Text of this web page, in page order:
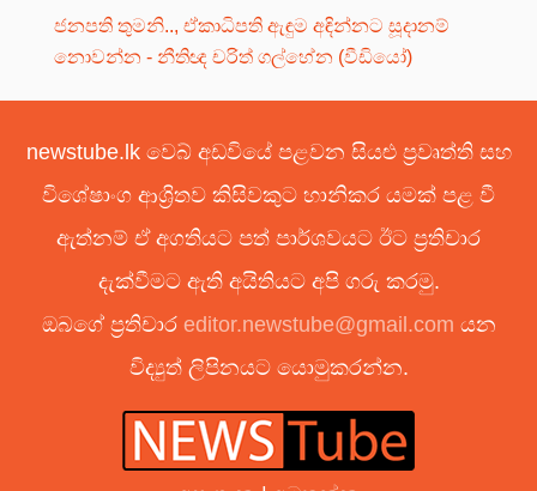
ජනපති තුමනි.., ඒකාධිපති ඇඳුම අඳින්නට සූදානම්
නොවන්න - නීතිඥ චරිත් ගල්හේන (වීඩියෝ)
newstube.lk වෙබ් අඩවියේ පළවන සියළු ප්‍රවෘත්ති සහ
විශේෂාංග ආශ්‍රිතව කිසිවකුට හානිකර යමක් පළ වී
ඇත්නම් ඒ අගතියට පත් පාර්ශවයට ඊට ප්‍රතිචාර
දැක්වීමට ඇති අයිතියට අපි ගරු කරමු.
ඔබගේ ප්‍රතිචාර editor.newstube@gmail.com යන
විද්‍යුත් ලිපිනයට යොමුකරන්න.